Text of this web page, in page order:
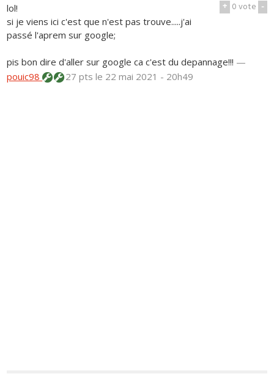
+ 0vote -
lol!
si je viens ici c'est que n'est pas trouve.....j'ai
passé l'aprem sur google;
pis bon dire d'aller sur google ca c'est du depannage!!! —
pouic98
27 ptsle 22 mai 2021 - 20h49